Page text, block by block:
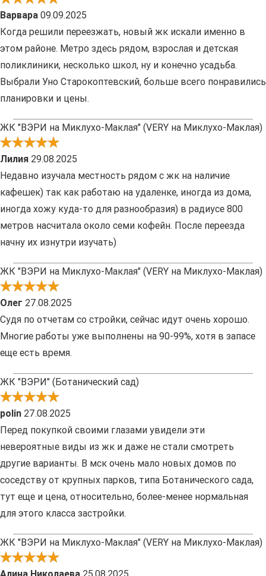
Варвара 09.09.2025
Когда решили переезжать, новый жк искали именно в
этом районе. Метро здесь рядом, взрослая и детская
поликлиники, несколько школ, ну и конечно усадьба.
Выбрали Уно Старокоптевский, больше всего понравились
планировки и цены.
ЖК "ВЭРИ на Миклухо-Маклая" (VERY на Миклухо-Маклая)
Лилия 29.08.2025
Недавно изучала местность рядом с жк на наличие
кафешек) так как работаю на удаленке, иногда из дома,
иногда хожу куда-то для разнообразия) в радиусе 800
метров насчитала около семи кофейн. После переезда
начну их изнутри изучать)
ЖК "ВЭРИ на Миклухо-Маклая" (VERY на Миклухо-Маклая)
Олег 27.08.2025
Судя по отчетам со стройки, сейчас идут очень хорошо.
Многие работы уже выполнены на 90-99%, хотя в запасе
еще есть время.
ЖК "ВЭРИ" (Ботанический сад)
polin 27.08.2025
Перед покупкой своими глазами увидели эти
невероятные виды из жк и даже не стали смотреть
другие варианты. В мск очень мало новых домов по
соседству от крупных парков, типа Ботанического сада,
тут еще и цена, относительно, более-менее нормальная
для этого класса застройки.
ЖК "ВЭРИ на Миклухо-Маклая" (VERY на Миклухо-Маклая)
Алина Николаева 25.08.2025